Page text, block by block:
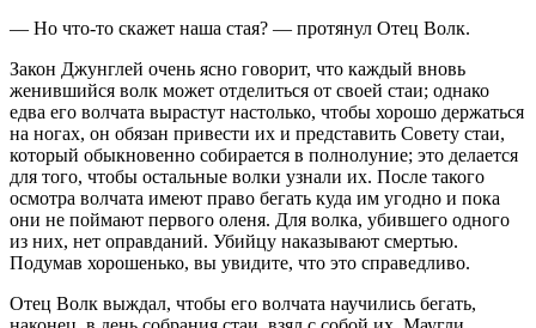
— Но что-то скажет наша стая? — протянул Отец Волк.
Закон Джунглей очень ясно говорит, что каждый вновь
женившийся волк может отделиться от своей стаи; однако
едва его волчата вырастут настолько, чтобы хорошо держаться
на ногах, он обязан привести их и представить Совету стаи,
который обыкновенно собирается в полнолуние; это делается
для того, чтобы остальные волки узнали их. После такого
осмотра волчата имеют право бегать куда им угодно и пока
они не поймают первого оленя. Для волка, убившего одного
из них, нет оправданий. Убийцу наказывают смертью.
Подумав хорошенько, вы увидите, что это справедливо.
Отец Волк выждал, чтобы его волчата научились бегать,